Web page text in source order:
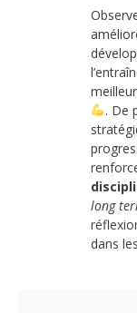
. De
long
dans